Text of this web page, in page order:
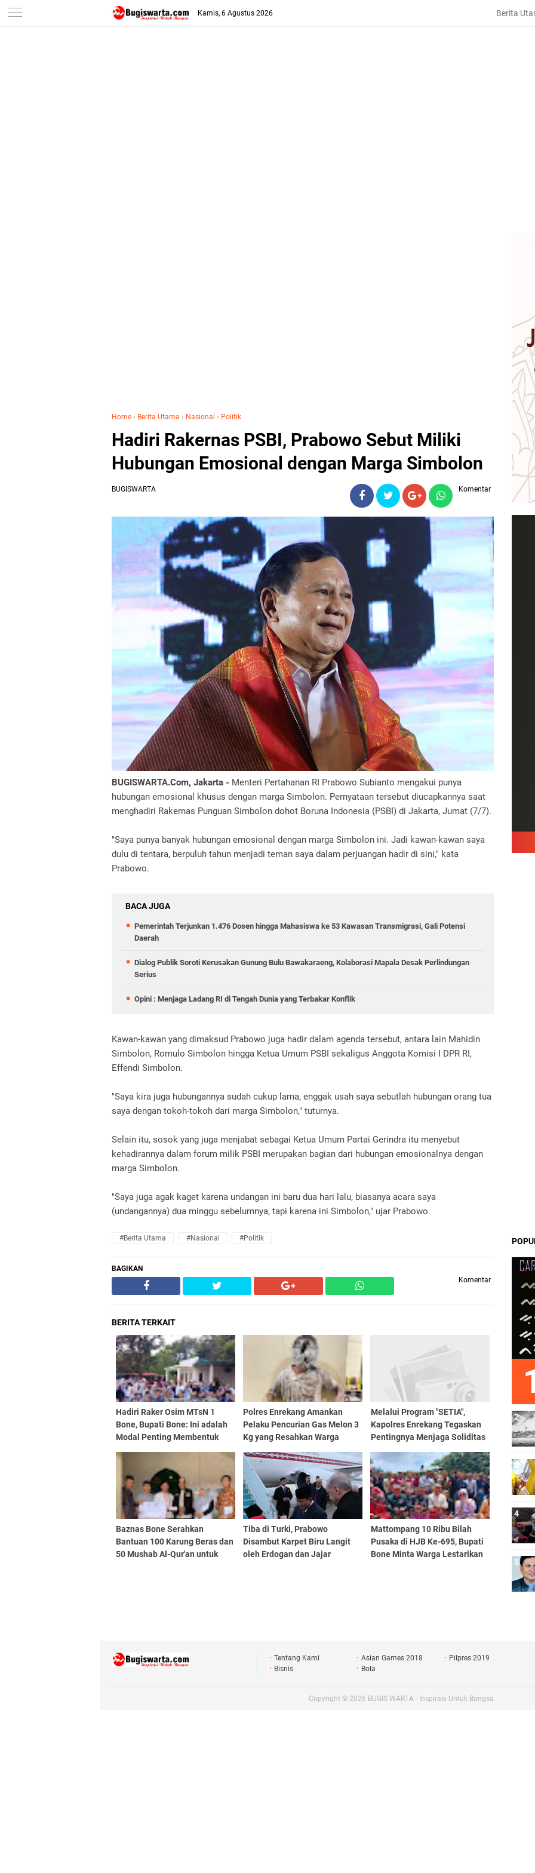
-->
Kamis, 6 Agustus 2026 Berita
Home › Berita Utama › Nasional › Politik
Hadiri Rakernas PSBI, Prabowo Sebut Miliki
Hubungan Emosional dengan Marga Simbolon
BUGISWARTA Komentar
BUGISWARTA.Com, Jakarta - Menteri Pertahanan RI Prabowo Subianto mengakui punya
hubungan emosional khusus dengan marga Simbolon. Pernyataan tersebut diucapkannya saat
menghadiri Rakernas Punguan Simbolon dohot Boruna Indonesia (PSBI) di Jakarta, Jumat (7/7).
"Saya punya banyak hubungan emosional dengan marga Simbolon ini. Jadi kawan-kawan saya
dulu di tentara, berpuluh tahun menjadi teman saya dalam perjuangan hadir di sini," kata
Prabowo.
BACA JUGA
Pemerintah Terjunkan 1.476 Dosen hingga Mahasiswa ke 53 Kawasan Transmigrasi, Gali Potensi
Daerah
Dialog Publik Soroti Kerusakan Gunung Bulu Bawakaraeng, Kolaborasi Mapala Desak Perlindungan
Serius
Opini : Menjaga Ladang RI di Tengah Dunia yang Terbakar Konflik
Kawan-kawan yang dimaksud Prabowo juga hadir dalam agenda tersebut, antara lain Mahidin
Simbolon, Romulo Simbolon hingga Ketua Umum PSBI sekaligus Anggota Komisi I DPR RI,
Effendi Simbolon.
"Saya kira juga hubungannya sudah cukup lama, enggak usah saya sebutlah hubungan orang tua
saya dengan tokoh-tokoh dari marga Simbolon," tuturnya.
Selain itu, sosok yang juga menjabat sebagai Ketua Umum Partai Gerindra itu menyebut
kehadirannya dalam forum milik PSBI merupakan bagian dari hubungan emosionalnya dengan
marga Simbolon.
"Saya juga agak kaget karena undangan ini baru dua hari lalu, biasanya acara saya
(undangannya) dua minggu sebelumnya, tapi karena ini Simbolon," ujar Prabowo.
#Berita Utama #Nasional #Politik
BAGIKAN
Komentar
BERITA TERKAIT
Hadiri Raker Osim MTsN 1
Bone, Bupati Bone: Ini adalah
Modal Penting Membentuk
Polres Enrekang Amankan
Pelaku Pencurian Gas Melon 3
Kg yang Resahkan Warga
Melalui Program "SETIA",
Kapolres Enrekang Tegaskan
Pentingnya Menjaga Soliditas
Baznas Bone Serahkan
Bantuan 100 Karung Beras dan
50 Mushab Al-Qur'an untuk
Tiba di Turki, Prabowo
Disambut Karpet Biru Langit
oleh Erdogan dan Jajar
Mattompang 10 Ribu Bilah
Pusaka di HJB Ke-695, Bupati
Bone Minta Warga Lestarikan
Tentang Kami Asian Games 2018
Pilpres 2019
Bisnis
Bola
Copyright © 2026 BUGIS WARTA - Inspirasi Untuk Bangsa